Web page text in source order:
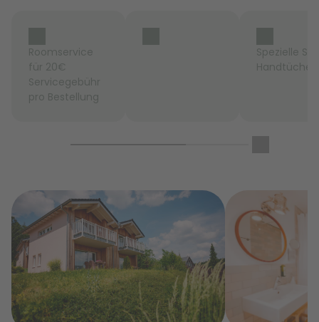
Roomservice
für 20€
Servicegebühr
pro Bestellung
Spezielle
Handtücher